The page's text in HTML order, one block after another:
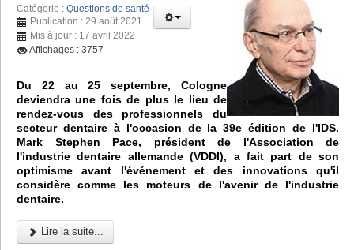
Catégorie : Questions de santé
Publication : 29 août 2021
Mis à jour : 17 avril 2022
Affichages : 3757
Du 22 au 25 septembre, Cologne
deviendra une fois de plus le lieu de
rendez-vous des professionnels du
secteur dentaire à l'occasion de la 39e édition de l'IDS.
Mark Stephen Pace, président de l'Association de
l'industrie dentaire allemande (VDDI), a fait part de son
optimisme avant l'événement et des innovations qu'il
considère comme les moteurs de l'avenir de l'industrie
dentaire.
Lire la suite...